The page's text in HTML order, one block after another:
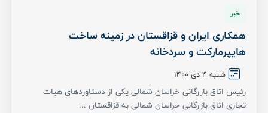
خبر
همکاری ایران و قزاقستان در زمینه ساخت
هایپرمارکت و سردخانه
شنبه ۴ دی ۱۴۰۰
رئیس اتاق بازرگانی خراسان شمالی یکی از دستاوردهای هیات
تجاری اتاق بازرگانی خراسان شمالی به قزاقستان ...